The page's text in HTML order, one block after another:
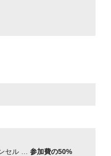
セル … 参加費の50%